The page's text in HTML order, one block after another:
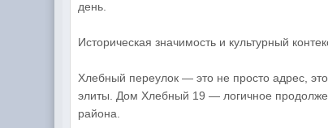
день.
Историческая значимость и культурный
Хлебный переулок — это не просто адрес, это
элиты. Дом Хлебный 19 — логичное
района.